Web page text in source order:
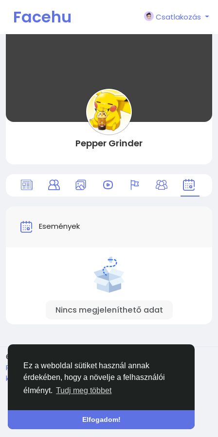
Ez a weboldal sütiket használ annak
érdekében, hogy a növelje a felhasználói
élményt. Tudj meg többet
Elfogadom!
Facehu
Csatlakozás
Pepper Grinder
Események
Nincs megjeleníthető adat
© 2026 Facehun
Rólunk Felhasználói feltételek Adatvédelem
kapcsolatba velünk Könyvtár